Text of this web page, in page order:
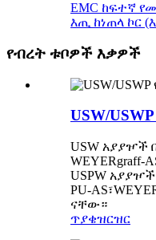
EMC ከፍተኛ
እጢ ከነጠላ ኮር
የብረት ቱቦዎች እቃዎች
USW/
USW አያያዦች
USPW አያያዦች
PU-
ናቸው።
ጥያቄዝርዝር